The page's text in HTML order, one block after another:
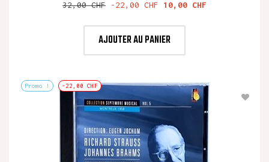
Prix
32,00 CHF -22,00 CHF Prix
10,00 CHF
AJOUTER AU PANIER
Promo ! -22,00 CHF